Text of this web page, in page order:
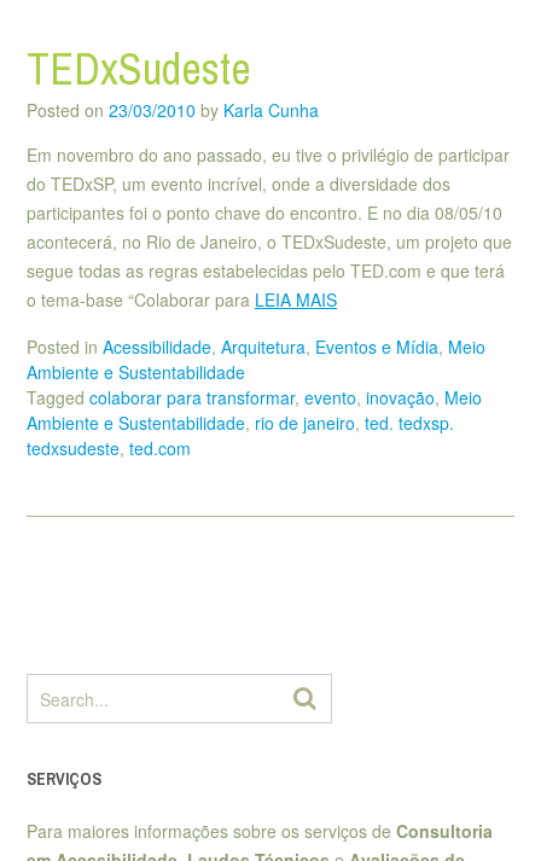
TEDxSudeste
Posted on 23/03/2010 by Karla Cunha
Em novembro do ano passado, eu tive o privilégio de participar
do TEDxSP, um evento incrível, onde a diversidade dos
participantes foi o ponto chave do encontro. E no dia 08/05/10
acontecerá, no Rio de Janeiro, o TEDxSudeste, um projeto que
segue todas as regras estabelecidas pelo TED.com e que terá
o tema-base “Colaborar para LEIA MAIS
Posted in Acessibilidade, Arquitetura, Eventos e Mídia, Meio
Ambiente e Sustentabilidade
Tagged colaborar para transformar, evento, inovação, Meio
Ambiente e Sustentabilidade, rio de janeiro, ted. tedxsp.
tedxsudeste, ted.com
SERVIÇOS
Para maiores informações sobre os serviços de Consultoria